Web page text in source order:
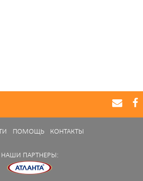
ПОМОЩЬ КОНТАКТЫ
НАШИ ПАРТНЕРЫ: